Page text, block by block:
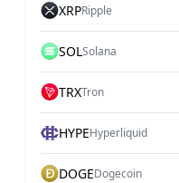
XRPRipple
SOLSolana
TRXTron
HYPEHyperliquid
DOGEDogecoin